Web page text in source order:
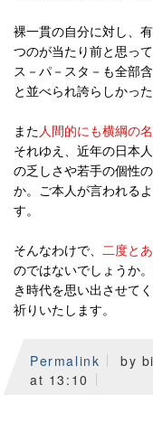
裸一貫の自分に対し、
つのが当たり前と思っ
ス－パ－スタ－も全部
と並べられ誇らしかっ
また 人間的にも横綱の
それゆえ、近年の日本
の乏しさや若手の個性
か。ご本人が言われる
す。
そんなわけで、 二度と
のではないでしょうか
き時代を思い出させて
祈りいたします。
Permalink
by
at 13:10